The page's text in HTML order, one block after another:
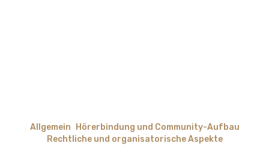
Allgemein
Hörerbindung und Community-Aufbau
Rechtliche und organisatorische Aspekte